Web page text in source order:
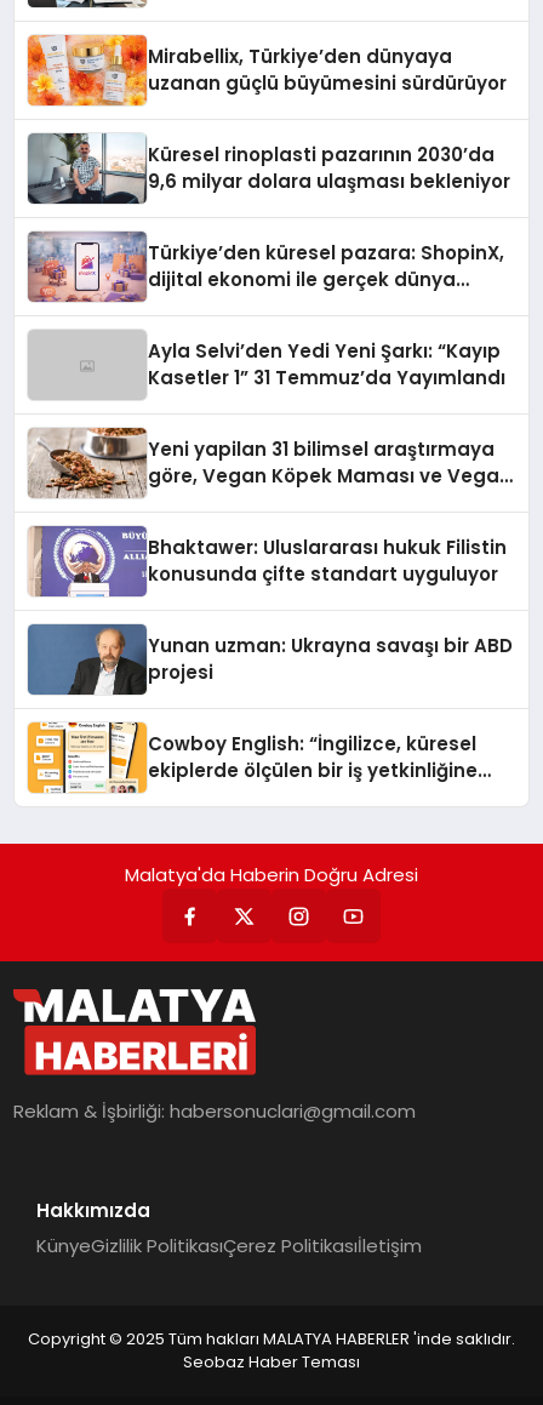
Mirabellix, Türkiye’den dünyaya
uzanan güçlü büyümesini sürdürüyor
Küresel rinoplasti pazarının 2030’da
9,6 milyar dolara ulaşması bekleniyor
Türkiye’den küresel pazara: ShopinX,
dijital ekonomi ile gerçek dünya
Ayla Selvi’den Yedi Yeni Şarkı: “Kayıp
Kasetler 1” 31 Temmuz’da Yayımlandı
Yeni yapilan 31 bilimsel araştırmaya
göre, Vegan Köpek Maması ve Vegan
Bhaktawer: Uluslararası hukuk Filistin
konusunda çifte standart uyguluyor
Yunan uzman: Ukrayna savaşı bir ABD
projesi
Cowboy English: “İngilizce, küresel
ekiplerde ölçülen bir iş yetkinliğine
Malatya'da Haberin Doğru Adresi
Reklam & İşbirliği:habersonuclari@gmail.com
Hakkımızda
KünyeGizlilik PolitikasıÇerez Politikasıİletişim
Copyright © 2025 Tüm hakları MALATYA HABERLER 'inde saklıdır.
Seobaz Haber Teması